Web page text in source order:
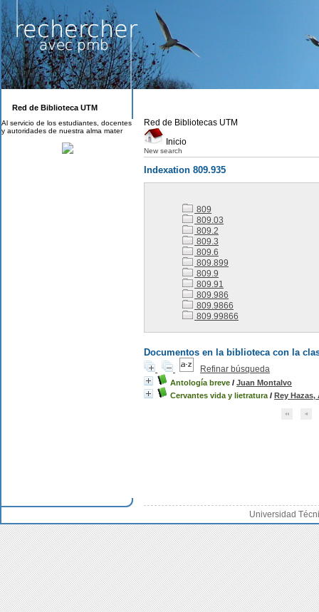
Red de Bibliotecas UTM
Inicio
New search
Indexation 809.935
809
809.03
809.2
809.3
809.6
809.899
809.9
809.91
809.986
809.9866
809.99866
Documentos en la biblioteca con la
Refinar búsqueda
Antología breve / Juan Montalvo
Cervantes vida y lietratura / Rey
Universidad
Red de Biblioteca UTM
Al servicio de los estudiantes, docentes
y autoridades de nuestra alma mater